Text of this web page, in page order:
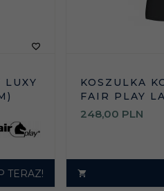
LUXY
TERAZ!
KOSZULKA
FAIR PLAY
248,00 PLN